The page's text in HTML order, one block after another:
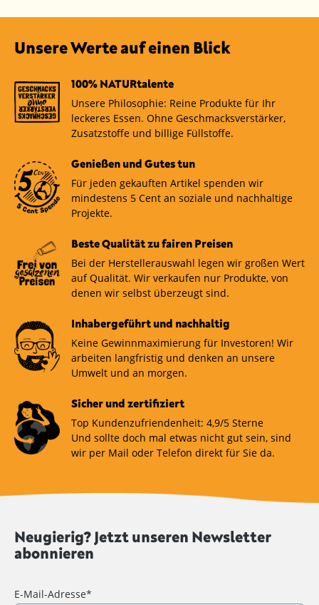
nebeneinander liegend lagern.
Unsere Werte auf einen Blick
100% NATURtalente
Unsere Philosophie: Reine Produkte für Ihr
leckeres Essen. Ohne Geschmacksverstärker,
Zusatzstoffe und billige Füllstoffe.
Genießen und Gutes tun
Für jeden gekauften Artikel spenden wir
mindestens 5 Cent an soziale und nachhaltige
Projekte.
Beste Qualität zu fairen Preisen
Bei der Herstellerauswahl legen wir großen Wert
auf Qualität. Wir verkaufen nur Produkte, von
denen wir selbst überzeugt sind.
Inhabergeführt und nachhaltig
Keine Gewinnmaximierung für Investoren! Wir
arbeiten langfristig und denken an unsere
Umwelt und an morgen.
Sicher und zertifiziert
Top Kundenzufriendenheit: 4,9/5 Sterne
Und sollte doch mal etwas nicht gut sein, sind
wir per Mail oder Telefon direkt für Sie da.
Neugierig? Jetzt unseren Newsletter
abonnieren
E-Mail-Adresse*